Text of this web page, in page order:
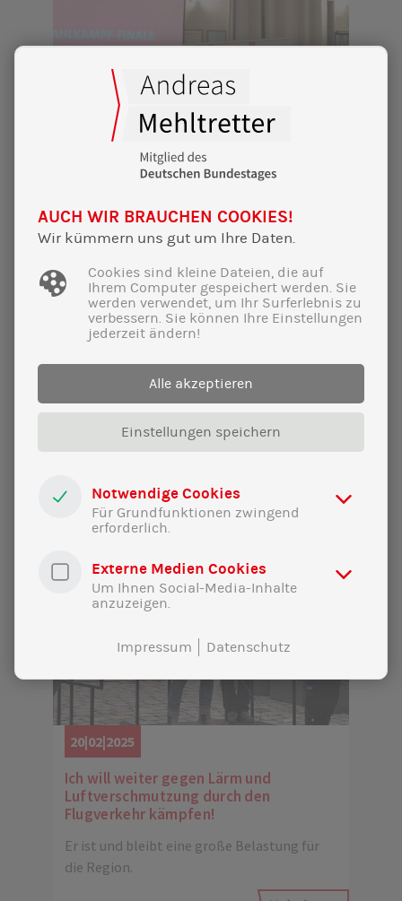
22|02|2025
Wahnsinns-Wahlkampf-Finale im
Furtner:
Volles Haus für Fortschritt und unsere
Demokratie!
20|02|2025
Ich will weiter gegen Lärm und
Luftverschmutzung durch den
Flugverkehr kämpfen!
Er ist und bleibt eine große Belastung für
die Region.
AUCH WIR BRAUCHEN COOKIES!
Wir kümmern uns gut um Ihre Daten.
Cookies sind kleine Dateien, die auf
Ihrem Computer gespeichert werden. Sie
werden verwendet, um Ihr Surferlebnis zu
verbessern. Sie können Ihre Einstellungen
jederzeit ändern!
Alle akzeptieren
Einstellungen speichern
Notwendige Cookies
Für Grundfunktionen zwingend
erforderlich.
Externe Medien Cookies
Um Ihnen Social-Media-Inhalte
anzuzeigen.
Impressum Datenschutz